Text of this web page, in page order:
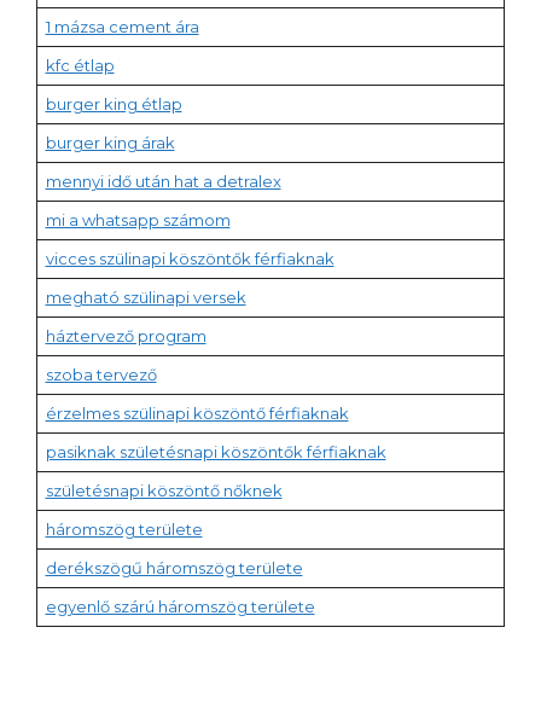
1 mázsa cement ára
kfc étlap
burger king étlap
burger king árak
mennyi idő után hat a detralex
mi a whatsapp számom
vicces szülinapi köszöntők férfiaknak
megható szülinapi versek
háztervező program
szoba tervező
érzelmes szülinapi köszöntő férfiaknak
pasiknak születésnapi köszöntők férfiaknak
születésnapi köszöntő nőknek
háromszög területe
derékszögű háromszög területe
egyenlő szárú háromszög területe